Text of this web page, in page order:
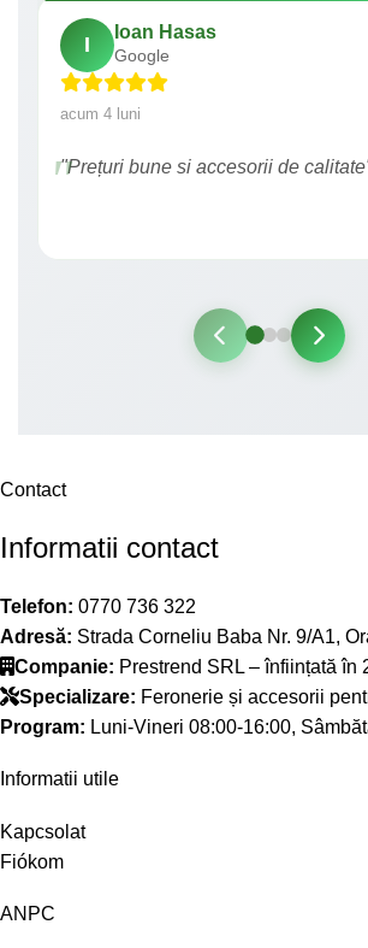
I
Ioan Hasas
Google
acum 4 luni
"Prețuri bune si accesorii de
Contact
Informatii contact
Telefon: 0770 736 322
Adresă: Strada Corneliu Baba Nr. 9/A1,
Companie: Prestrend SRL – înființată în
Specializare: Feronerie și accesorii
Program: Luni-Vineri 08:00-16:00,
Informatii utile
Kapcsolat
Fiókom
ANPC